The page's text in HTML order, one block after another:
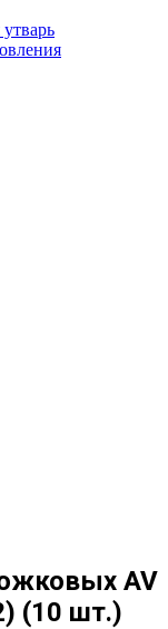
AV
(10 шт.)